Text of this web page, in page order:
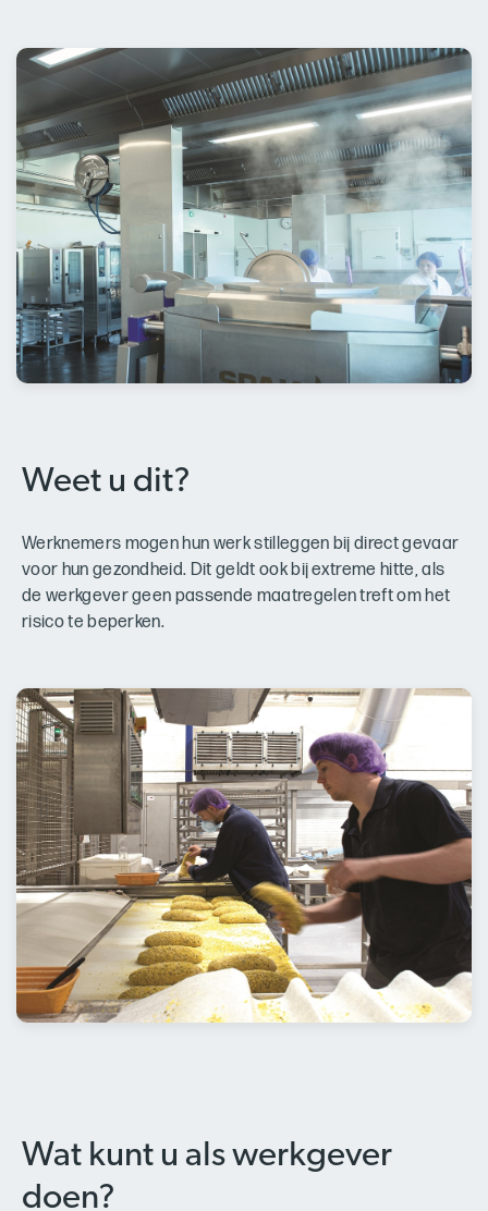
Weet u dit?
Werknemers mogen hun werk stilleggen bij direct gevaar
voor hun gezondheid. Dit geldt ook bij extreme hitte, als
de werkgever geen passende maatregelen treft om het
risico te beperken.
Wat kunt u als werkgever
doen?